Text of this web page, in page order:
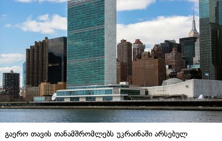
გაერო თავის თანამშრომლებს უკრაინაში არსებულ